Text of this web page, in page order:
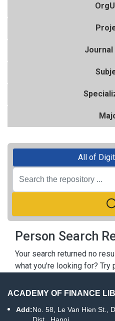
Journal
All of
Person Search
Your search returned no
what you're looking for? Try
ACADEMY OF FINANCE
Add:No. 58, Le Van Hien St.,